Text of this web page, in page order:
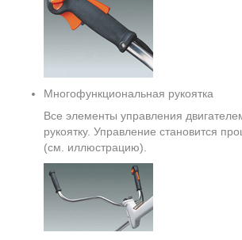
Многофункциональная рукоятка
Все элементы управления
рукоятку. Управление становится
(см. иллюстрацию).